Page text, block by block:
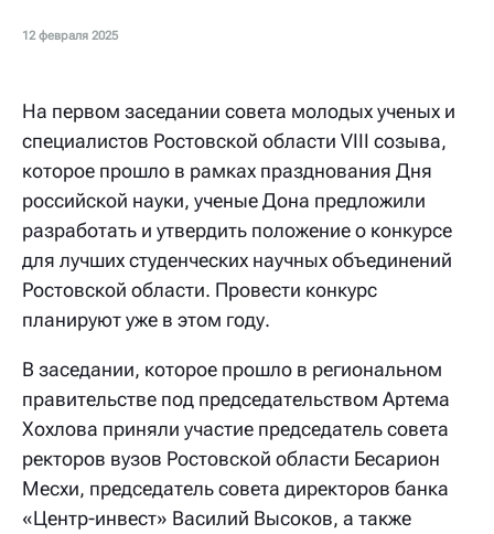
12 февраля 2025
На первом заседании совета молодых ученых и
специалистов Ростовской области VIII созыва,
которое прошло в рамках празднования Дня
российской науки, ученые Дона предложили
разработать и утвердить положение о конкурсе
для лучших студенческих научных объединений
Ростовской области. Провести конкурс
планируют уже в этом году.
В заседании, которое прошло в региональном
правительстве под председательством Артема
Хохлова приняли участие председатель совета
ректоров вузов Ростовской области Бесарион
Месхи, председатель совета директоров банка
«Центр-инвест» Василий Высоков, а также